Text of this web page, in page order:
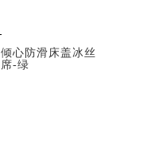
倾心防滑床盖冰丝
席-绿